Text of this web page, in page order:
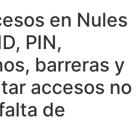
en Nules
PIN,
barreras y
accesos no
de